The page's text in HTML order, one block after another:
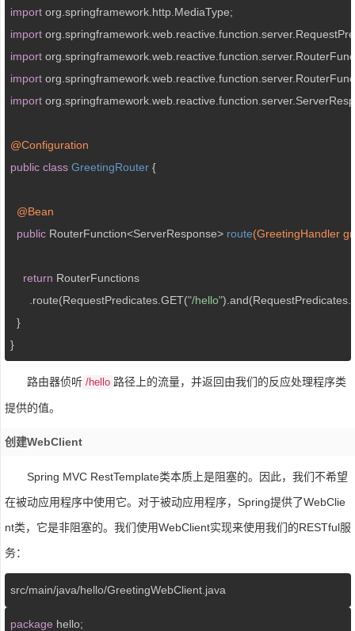
import
import
import
import
import
@Configuration
public class GreetingRouter {
@Bean
public RouterFunction<ServerResponse> route(GreetingHandler
return RouterFunctions
      .route(RequestPredicates.GET(
"/hello"
  }
}
路由器侦听 /hello 路径上的流量，并返回由我们的反应处理程序类
提供的值。
创建WebClient
Spring MVC RestTemplate类本质上是阻塞的。因此，我们不希望
在被动应用程序中使用它。对于被动应用程序，Spring提供了WebClie
nt类，它是非阻塞的。我们使用WebClient实现来使用我们的RESTful服
务：
src/main/java/hello/GreetingWebClient.java
package hello;